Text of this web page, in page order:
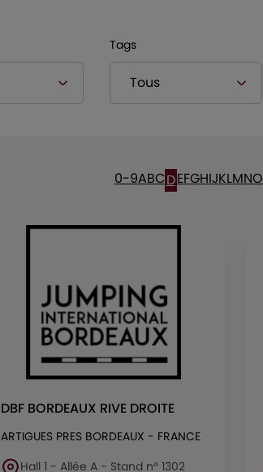
Tags
0-9ABCDEFGHIJKLMNO
DBF BORDEAUX RIVE DROITE
ARTIGUES PRES BORDEAUX - FRANCE
Hall 1 - Allée A - Stand n° 1302